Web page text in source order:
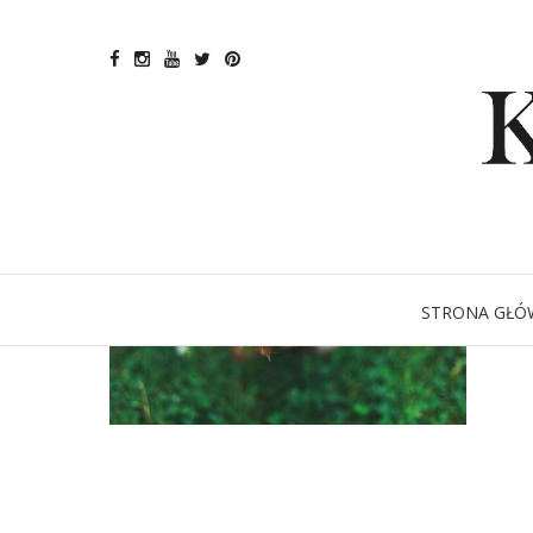
STRONA